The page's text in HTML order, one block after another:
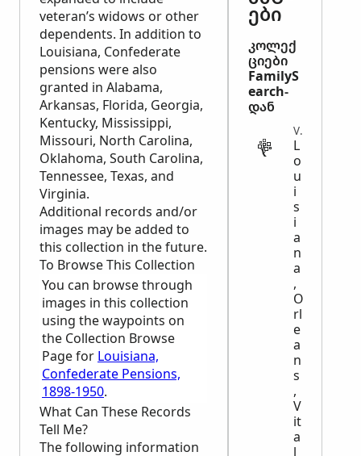
veteran’s widows or other
dependents. In addition to
Louisiana, Confederate
pensions were also
granted in Alabama,
Arkansas, Florida, Georgia,
Kentucky, Mississippi,
Missouri, North Carolina,
Oklahoma, South Carolina,
Tennessee, Texas, and
Virginia.
Additional records and/or
images may be added to
this collection in the future.
To Browse This Collection
You can browse through
images in this collection
using the waypoints on
the Collection Browse
Page for Louisiana,
Confederate Pensions,
1898-1950.
What Can These Records
Tell Me?
The following information
ები
კოლექ
ციები
FamilyS
earch-
დან
VITAL
L
o
u
i
s
i
a
n
a
,
O
rl
e
a
n
s
,
V
it
a
l